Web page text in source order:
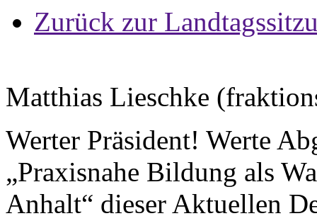
Zurück zur
Matthias Lieschke
Werter Präsident! Werte
„Praxisnahe Bildung als
Anhalt“ dieser Aktuellen